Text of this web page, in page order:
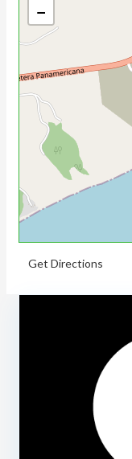
−
Get Directions